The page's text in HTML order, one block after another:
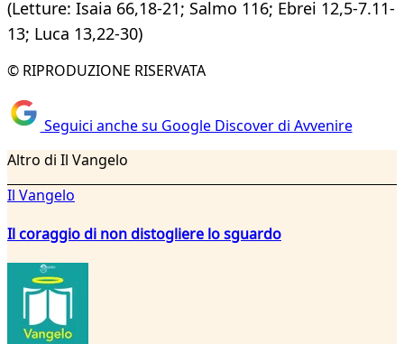
(Letture: Isaia 66,18-21; Salmo 116; Ebrei 12,5-7.11-
13; Luca 13,22-30)
© RIPRODUZIONE RISERVATA
Seguici anche su Google Discover di Avvenire
Altro di Il Vangelo
Il Vangelo
Il coraggio di non distogliere lo sguardo